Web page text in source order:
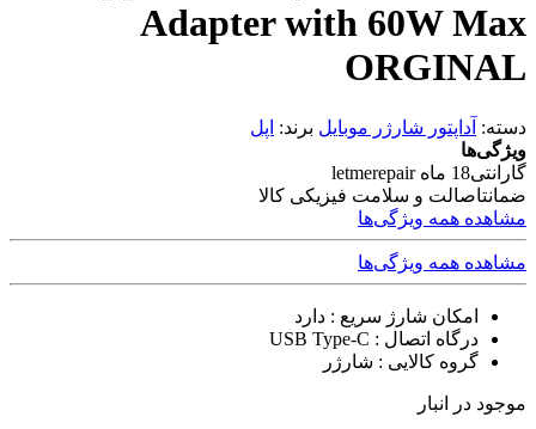
Adapter with 60W Max
ORGINAL
دسته: آداپتور شارژر موبایل برند: اپل
ویژگی‌ها
گارانتی18 ماه letmerepair
ضمانتاصالت و سلامت فیزیکی کالا
مشاهده همه ویژگی‌ها
مشاهده همه ویژگی‌ها
امکان شارژ سریع : دارد
درگاه اتصال : USB Type-C
گروه کالایی : شارژر
موجود در انبار